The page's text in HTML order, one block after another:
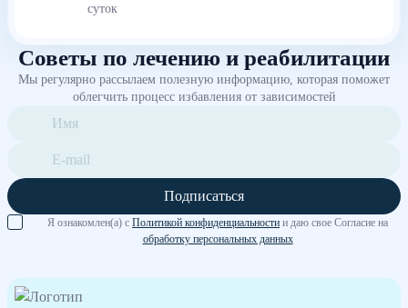
суток
Советы по лечению и реабилитации
Мы регулярно рассылаем полезную информацию, которая поможет
облегчить процесс избавления от зависимостей
Подписаться
Я ознакомлен(а) с Политикой конфиденциальности и даю свое Согласие на
обработку персональных данных